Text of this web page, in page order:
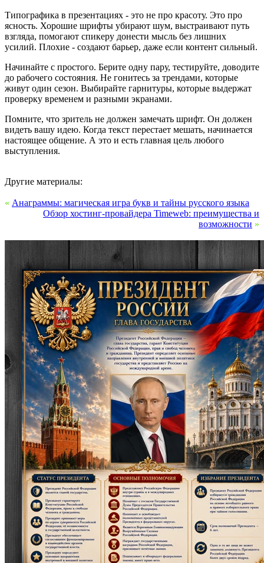
Типографика в презентациях - это не про красоту. Это про
ясность. Хорошие шрифты убирают шум, выстраивают путь
взгляда, помогают спикеру донести мысль без лишних
усилий. Плохие - создают барьер, даже если контент сильный.
Начинайте с простого. Берите одну пару, тестируйте, доводите
до рабочего состояния. Не гонитесь за трендами, которые
живут один сезон. Выбирайте гарнитуры, которые выдержат
проверку временем и разными экранами.
Помните, что зритель не должен замечать шрифт. Он должен
видеть вашу идею. Когда текст перестает мешать, начинается
настоящее общение. А это и есть главная цель любого
выступления.
Другие материалы:
« Анаграммы: магическая игра букв и тайны русского языка
Обзор хостинг-провайдера Timeweb: преимущества и
возможности »